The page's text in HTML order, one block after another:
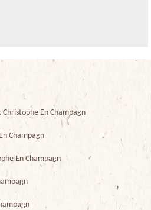
En Champagn
Champagn
En Champagn